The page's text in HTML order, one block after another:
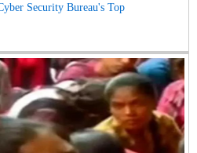
Security Bureau's Top